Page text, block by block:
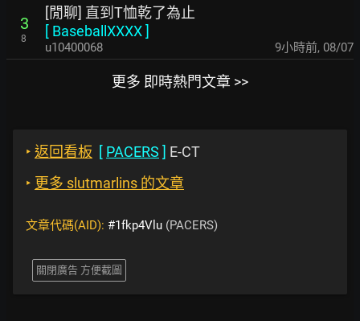
3
8
[閒聊] 直到T恤乾了為止
[ BaseballXXXX]
u10400068 9小時前, 08/07
更多 即時熱門文章 >>
‣ 返回看板 [ PACERS ] E-CT
‣ 更多 slutmarlins 的文章
文章代碼(AID): #1fkp4Vlu (PACERS)
關閉廣告 方便截圖